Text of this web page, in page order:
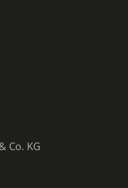
Co. KG